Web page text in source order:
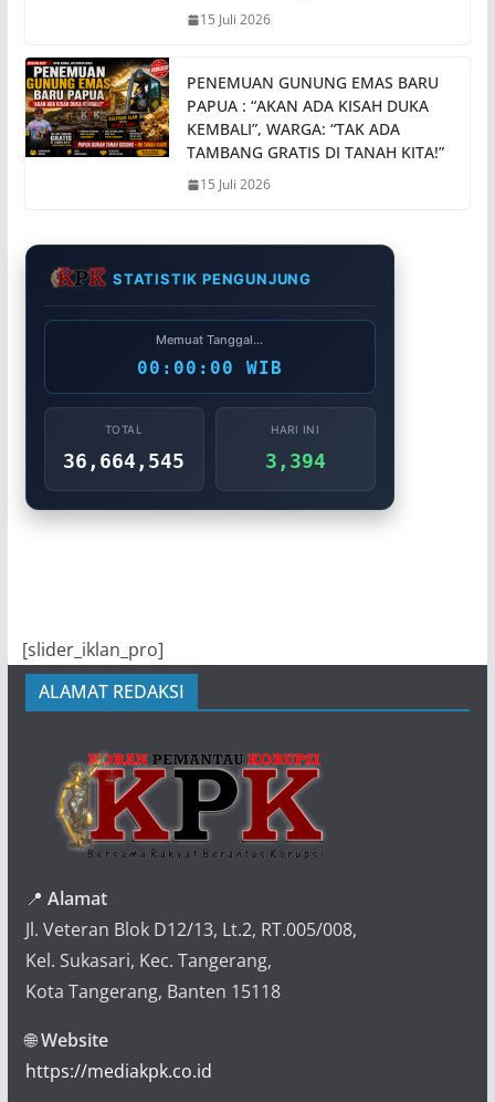
15 Juli 2026
PENEMUAN GUNUNG EMAS BARU
PAPUA : “AKAN ADA KISAH DUKA
KEMBALI”, WARGA: “TAK ADA
TAMBANG GRATIS DI TANAH KITA!”
15 Juli 2026
STATISTIK PENGUNJUNG
Memuat Tanggal...
00:00:00 WIB
TOTAL
36,664,545
HARI INI
3,394
[slider_iklan_pro]
ALAMAT REDAKSI
📍 Alamat
Jl. Veteran Blok D12/13, Lt.2, RT.005/008,
Kel. Sukasari, Kec. Tangerang,
Kota Tangerang, Banten 15118
🌐Website
https://mediakpk.co.id